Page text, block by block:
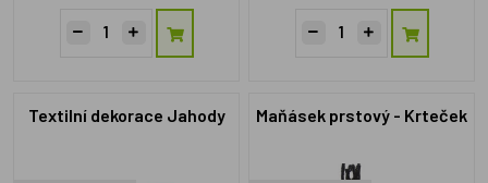
Textilní dekorace Jahody Maňásek prstový - Krteček